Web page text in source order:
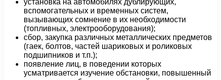
установка на автомобилях дублирующих,
вспомогательных и временных систем,
вызывающих сомнение в их необходимости
(топливных, электрооборудования);
сбор, закупка различных металлических предметов
(гаек, болтов, частей шариковых и роликовых
подшипников и т.п.);
появление лиц, в поведении которых
усматривается изучение обстановки, повышенный